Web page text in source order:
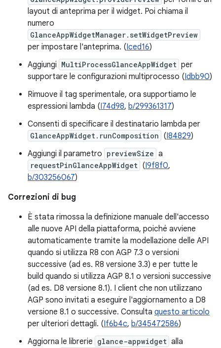
layout di anteprima per il widget. Poi chiama il
numero
GlanceAppWidgetManager.setWidgetPreview
per impostare l'anteprima. (Iced16)
Aggiungi MultiProcessGlanceAppWidget per
supportare le configurazioni multiprocesso (Idbb90)
Rimuove il tag sperimentale, ora supportiamo le
espressioni lambda (I74d98, b/299361317)
Consenti di specificare il destinatario lambda per
GlanceAppWidget.runComposition (I84829)
Aggiungi il parametro previewSize a
requestPinGlanceAppWidget (I9f8f0,
b/303256067)
Correzioni di bug
È stata rimossa la definizione manuale dell'accesso
alle nuove API della piattaforma, poiché avviene
automaticamente tramite la modellazione delle API
quando si utilizza R8 con AGP 7.3 o versioni
successive (ad es. R8 versione 3.3) e per tutte le
build quando si utilizza AGP 8.1 o versioni successive
(ad es. D8 versione 8.1). I client che non utilizzano
AGP sono invitati a eseguire l'aggiornamento a D8
versione 8.1 o successive. Consulta questo articolo
per ulteriori dettagli. (If6b4c, b/345472586)
Aggiorna le librerie glance-appwidget alla